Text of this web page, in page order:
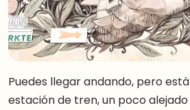
Puedes llegar andando, pero
estación de tren, un poco